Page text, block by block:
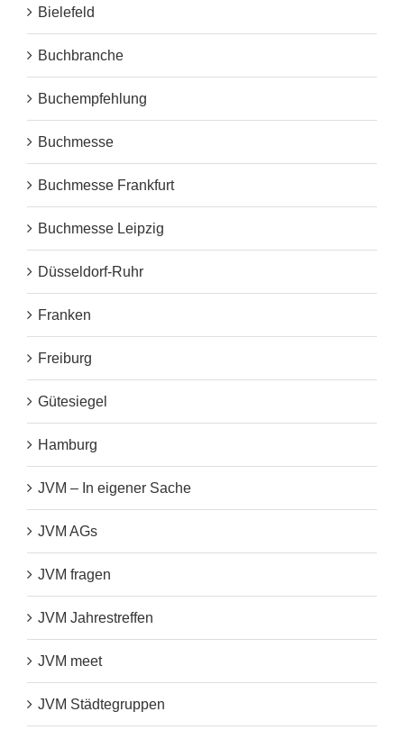
Bielefeld
Buchbranche
Buchempfehlung
Buchmesse
Buchmesse Frankfurt
Buchmesse Leipzig
Düsseldorf-Ruhr
Franken
Freiburg
Gütesiegel
Hamburg
JVM – In eigener Sache
JVM AGs
JVM fragen
JVM Jahrestreffen
JVM meet
JVM Städtegruppen